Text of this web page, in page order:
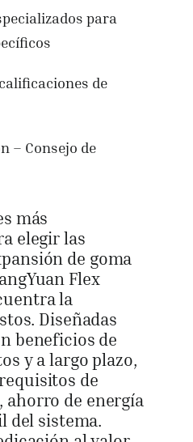
para
de
– Consejo de
más
elegir las
de goma
Flex
la
Diseñadas
beneficios de
y a largo plazo,
de
de energía
del sistema.